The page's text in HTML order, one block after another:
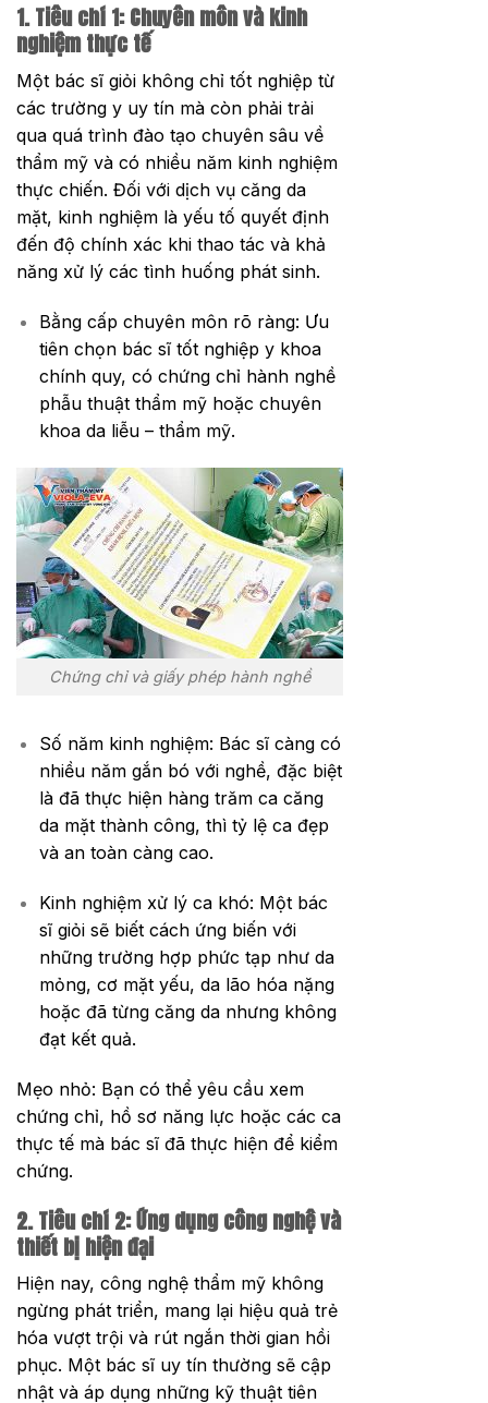
1. Tiêu chí 1: Chuyên môn và kinh
nghiệm thực tế
Một bác sĩ giỏi không chỉ tốt nghiệp từ
các trường y uy tín mà còn phải trải
qua quá trình đào tạo chuyên sâu về
thẩm mỹ và có nhiều năm kinh nghiệm
thực chiến. Đối với dịch vụ căng da
mặt, kinh nghiệm là yếu tố quyết định
đến độ chính xác khi thao tác và khả
năng xử lý các tình huống phát sinh.
Bằng cấp chuyên môn rõ ràng: Ưu
tiên chọn bác sĩ tốt nghiệp y khoa
chính quy, có chứng chỉ hành nghề
phẫu thuật thẩm mỹ hoặc chuyên
khoa da liễu – thẩm mỹ.
Chứng chỉ và giấy phép hành nghề
Số năm kinh nghiệm: Bác sĩ càng có
nhiều năm gắn bó với nghề, đặc biệt
là đã thực hiện hàng trăm ca căng
da mặt thành công, thì tỷ lệ ca đẹp
và an toàn càng cao.
Kinh nghiệm xử lý ca khó: Một bác
sĩ giỏi sẽ biết cách ứng biến với
những trường hợp phức tạp như da
mỏng, cơ mặt yếu, da lão hóa nặng
hoặc đã từng căng da nhưng không
đạt kết quả.
Mẹo nhỏ: Bạn có thể yêu cầu xem
chứng chỉ, hồ sơ năng lực hoặc các ca
thực tế mà bác sĩ đã thực hiện để kiểm
chứng.
2. Tiêu chí 2: Ứng dụng công nghệ và
thiết bị hiện đại
Hiện nay, công nghệ thẩm mỹ không
ngừng phát triển, mang lại hiệu quả trẻ
hóa vượt trội và rút ngắn thời gian hồi
phục. Một bác sĩ uy tín thường sẽ cập
nhật và áp dụng những kỹ thuật tiên